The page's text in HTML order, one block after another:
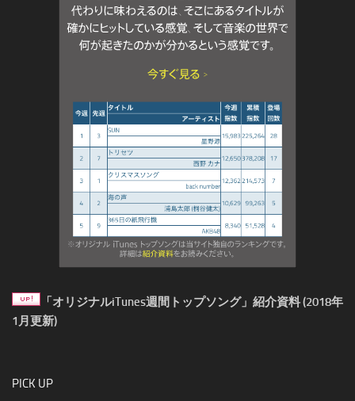
「オリジナルiTunes週間トップソング」紹介資料 (2018年
1月更新)
PICK UP